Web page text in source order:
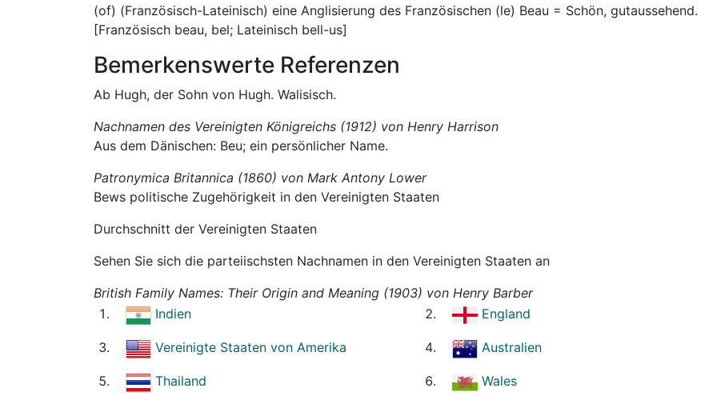
(of) (Französisch-Lateinisch) eine Anglisierung des Französischen (le) Beau = Schön, gutaussehend.
[Französisch beau, bel; Lateinisch bell-us]
Bemerkenswerte Referenzen
Ab Hugh, der Sohn von Hugh. Walisisch.
Nachnamen des Vereinigten Königreichs (1912) von Henry Harrison
Aus dem Dänischen: Beu; ein persönlicher Name.
Patronymica Britannica (1860) von Mark Antony Lower
Bews politische Zugehörigkeit in den Vereinigten Staaten
Durchschnitt der Vereinigten Staaten
Sehen Sie sich die parteiischsten Nachnamen in den Vereinigten Staaten an
British Family Names: Their Origin and Meaning (1903) von Henry Barber
Indien
England
Vereinigte Staaten von Amerika Australien
Thailand Wales